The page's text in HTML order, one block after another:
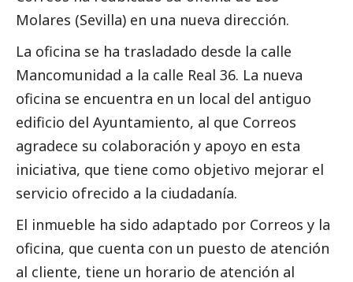
Molares (Sevilla) en una nueva dirección.
La oficina se ha trasladado desde la calle
Mancomunidad a la calle Real 36. La nueva
oficina se encuentra en un local del antiguo
edificio del Ayuntamiento, al que Correos
agradece su colaboración y apoyo en esta
iniciativa, que tiene como objetivo mejorar el
servicio ofrecido a la ciudadanía.
El inmueble ha sido adaptado por Correos y la
oficina, que cuenta con un puesto de atención
al cliente, tiene un horario de atención al